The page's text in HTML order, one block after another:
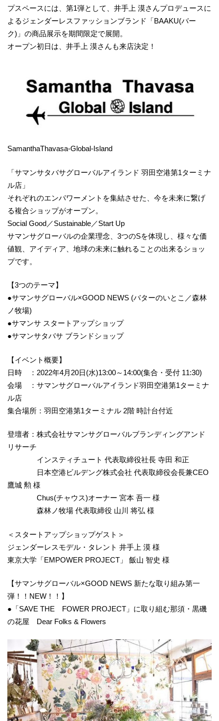
プスペースには、第1弾として、井手上 漠さんプロデュースに
よるジェンダーレスファッションブランド「BAAKU(バー
ク)」の商品展示を期間限定で展開。
オープン初日は、井手上 漠さんも来店決定！
SamanthaThavasa-Global-Island
「サマンサタバサグローバルアイランド 羽田空港第1ターミナ
ル店」
それぞれのエンパワーメントを集結させた、今を未来に繋げ
る複合ショップがオープン。
Social Good／Sustainable／Start Up
サマンサグローバルの企業理念、3つのSを体現し、様々な価
値観、アイディア、地球の未来に触れることの出来るショッ
プです。
【3つのテーマ】
●サマンサグローバル×GOOD NEWS (バターのいとこ／森林
ノ牧場)
●サマンサ スタートアップショップ
●サマンサタバサ ブランドショップ
【イベント概要】
日時 ：2022年4月20日(水)13:00～14:00(集合・受付 11:30)
会場 ：サマンサグローバルアイランド羽田空港第1ターミナ
ル店
集合場所：羽田空港第1ターミナル 2階 時計台付近
登壇者：株式会社サマンサグローバルブランディングアンド
リサーチ
インスティチュート 代表取締役社長 寺田 和正
日本空港ビルデング株式会社 代表取締役会長兼CEO
鷹城 勲 様
Chus(チャウス)オーナー 宮本 吾一 様
森林ノ牧場 代表取締役 山川 将弘 様
＜スタートアップショップゲスト＞
ジェンダーレスモデル・タレント 井手上 漠 様
東京大学「EMPOWER PROJECT」 飯山 智史 様
【サマンサグローバル×GOOD NEWS 新たな取り組み第一
弾！！NEW！！】
●「SAVE THE FOWER PROJECT」に取り組む那須・黒磯
の花屋 Dear Folks & Flowers